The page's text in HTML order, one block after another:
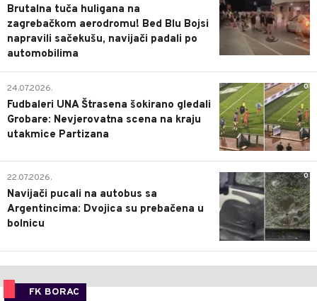
Brutalna tuča huligana na
zagrebačkom aerodromu! Bed Blu Bojsi
napravili sačekušu, navijači padali po
automobilima
0
24.07.2026.
Fudbaleri UNA Štrasena šokirano gledali
Grobare: Nevjerovatna scena na kraju
utakmice Partizana
0
22.07.2026.
Navijači pucali na autobus sa
Argentincima: Dvojica su prebačena u
bolnicu
FK BORAC